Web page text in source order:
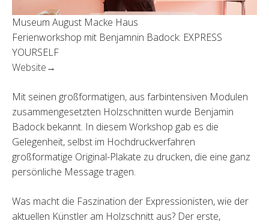
Museum August Macke Haus
Ferienworkshop mit Benjamnin Badock: EXPRESS
YOURSELF
Website→
Mit seinen großformatigen, aus farbintensiven Modulen
zusammengesetzten Holzschnitten wurde Benjamin
Badock bekannt. In diesem Workshop gab es die
Gelegenheit, selbst im Hochdruckverfahren
großformatige Original-Plakate zu drucken, die eine ganz
persönliche Message tragen.
Was macht die Faszination der Expressionisten, wie der
aktuellen Künstler am Holzschnitt aus? Der erste,